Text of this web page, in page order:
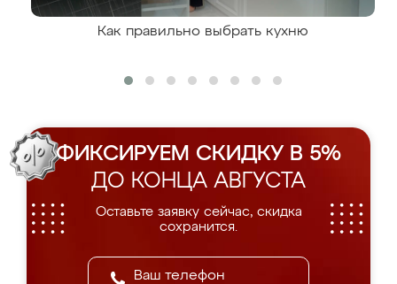
Как правильно выбрать кухню
ФИКСИРУЕМ СКИДКУ В 5%
ДО КОНЦА АВГУСТА
Оставьте заявку сейчас, скидка
сохранится.